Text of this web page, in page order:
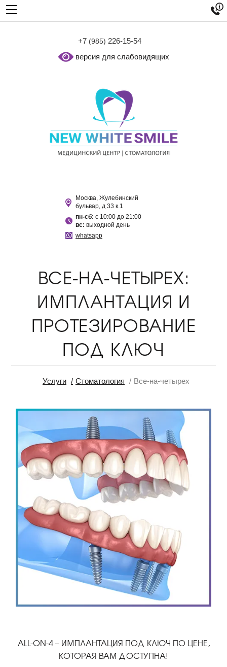
+7 (985) 226-15-54
версия для слабовидящих
Москва, Жулебинский
бульвар, д 33 к.1
пн-сб: с 10:00 до 21:00
вс: выходной день
whatsapp

ВСЕ-НА-ЧЕТЫРЕХ:
ИМПЛАНТАЦИЯ И
ПРОТЕЗИРОВАНИЕ
ПОД КЛЮЧ
Услуги Стоматология Все-на-четырех
ALL-ON-4 – ИМПЛАНТАЦИЯ ПОД КЛЮЧ ПО ЦЕНЕ,
КОТОРАЯ ВАМ ДОСТУПНА!